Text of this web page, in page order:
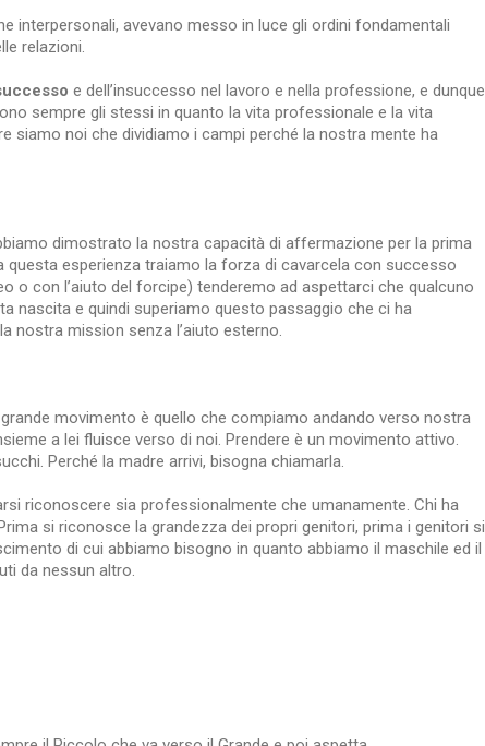
interpersonali, avevano messo in luce gli ordini fondamentali
relazioni.
e dell’insuccesso nel lavoro e nella professione, e dunque
sempre gli stessi in quanto la vita professionale e la vita
siamo noi che dividiamo i campi perché la nostra mente ha
dimostrato la nostra capacità di affermazione per la prima
esperienza traiamo la forza di cavarcela con successo
o con l’aiuto del forcipe) tenderemo ad aspettarci che qualcuno
nascita e quindi superiamo questo passaggio che ci ha
nostra mission senza l’aiuto esterno.
grande movimento è quello che compiamo andando verso nostra
a lei fluisce verso di noi. Prendere è un movimento attivo.
Perché la madre arrivi, bisogna chiamarla.
riconoscere sia professionalmente che umanamente. Chi ha
si riconosce la grandezza dei propri genitori, prima i genitori si
di cui abbiamo bisogno in quanto abbiamo il maschile ed il
da nessun altro.